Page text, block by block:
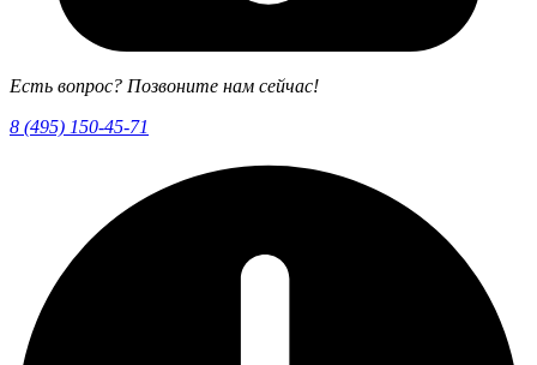
Есть вопрос? Позвоните нам сейчас!
8 (495) 150-45-71